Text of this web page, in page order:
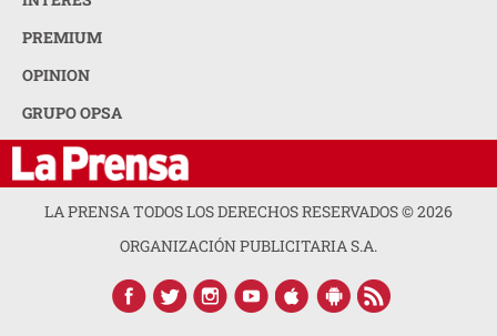
PREMIUM
OPINION
GRUPO OPSA
LA PRENSA TODOS LOS DERECHOS RESERVADOS ©2026
ORGANIZACIÓN PUBLICITARIA S.A.